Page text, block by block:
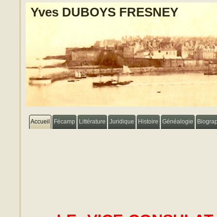
Yves DUBOYS FRESNEY
Accueil Fécamp Littérature Juridique Histoire Généalogie